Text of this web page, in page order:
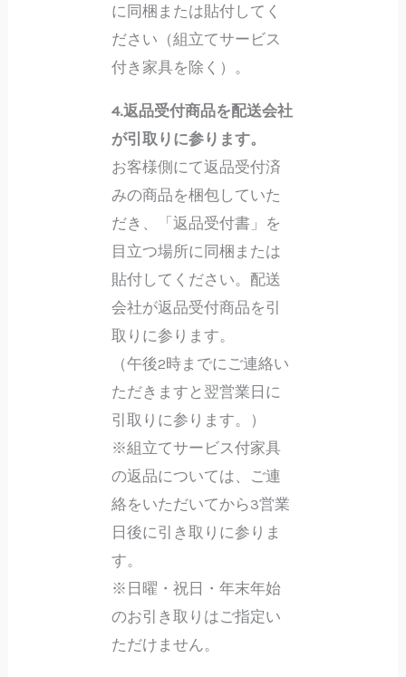
に同梱または貼付してく
ださい（組立てサービス
付き家具を除く）。
4.返品受付商品を配送会社
が引取りに参ります。
お客様側にて返品受付済
みの商品を梱包していた
だき、「返品受付書」を
目立つ場所に同梱または
貼付してください。配送
会社が返品受付商品を引
取りに参ります。
（午後2時までにご連絡い
ただきますと翌営業日に
引取りに参ります。）
※組立てサービス付家具
の返品については、ご連
絡をいただいてから3営業
日後に引き取りに参りま
す。
※日曜・祝日・年末年始
のお引き取りはご指定い
ただけません。